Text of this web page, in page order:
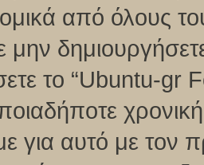
από όλους
το “Ubuntu-gr
για αυτό με τον